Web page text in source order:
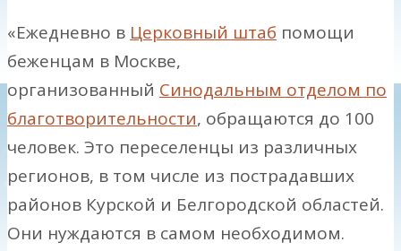
«Ежедневно в Церковный штаб помощи
беженцам в Москве,
организованный Синодальным отделом по
благотворительности, обращаются до 100
человек. Это переселенцы из различных
регионов, в том числе из пострадавших
районов Курской и Белгородской областей.
Они нуждаются в самом необходимом.